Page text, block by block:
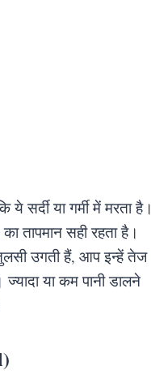
या गर्मी में मरता है।
तापमान सही रहता है।
उगती हैं, आप इन्हें तेज
या कम पानी डालने